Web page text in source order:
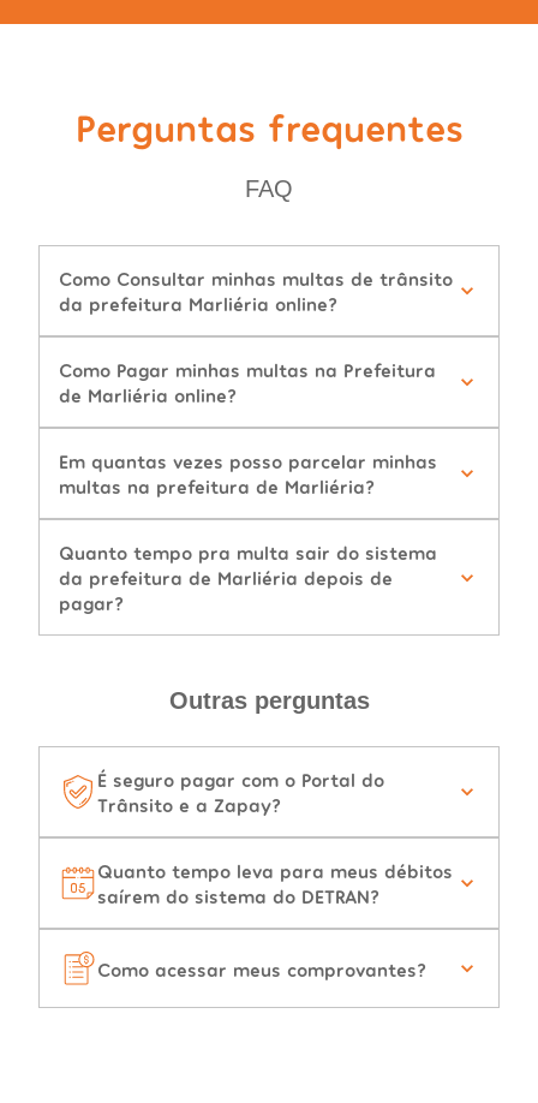
Perguntas frequentes
FAQ
Como Consultar minhas multas de trânsito
da prefeitura Marliéria online?
Como Pagar minhas multas na Prefeitura
de Marliéria online?
Em quantas vezes posso parcelar minhas
multas na prefeitura de Marliéria?
Quanto tempo pra multa sair do sistema
da prefeitura de Marliéria depois de
pagar?
Outras perguntas
É seguro pagar com o Portal do
Trânsito e a Zapay?
Quanto tempo leva para meus débitos
saírem do sistema do DETRAN?
Como acessar meus comprovantes?